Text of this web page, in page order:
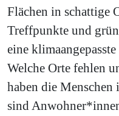
Flächen in schattige
Treffpunkte und
eine
Welche Orte fehlen
haben die Menschen
sind